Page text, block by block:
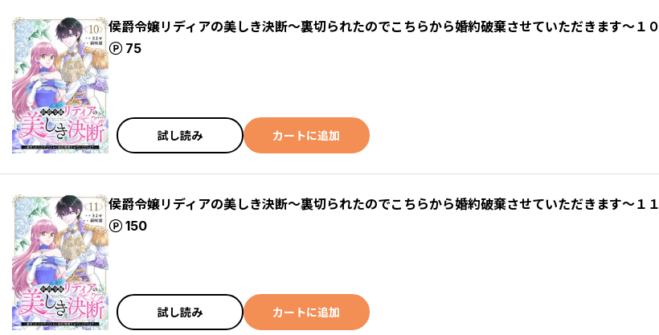
侯爵令嬢リディアの美しき決断～裏切られたのでこちらから婚約破棄させていただきます～１０
75
ポイント
試し読み カートに追加
侯爵令嬢リディアの美しき決断～裏切られたのでこちらから婚約破棄させていただきます～１１
150
ポイント
試し読み カートに追加